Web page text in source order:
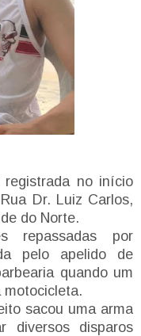
no início
Dr. Luiz Carlos,
do Norte.
repassadas por
pelo apelido de
quando um
motocicleta.
sacou uma arma
diversos disparos